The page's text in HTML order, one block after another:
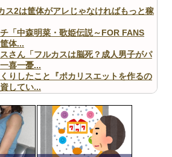
ス2は筐体がアレじゃなければもっと稼
チ「中森明菜・歌姫伝説～FOR FANS
体...
さん「フルカスは脳死？成人男子がパ
喜一憂...
りしたこと『ポカリスエットを作るの
してい...
うす...
近くにいると機械が壊れるんだけどさ
ーラ社、「こういうのでいいんだよ」